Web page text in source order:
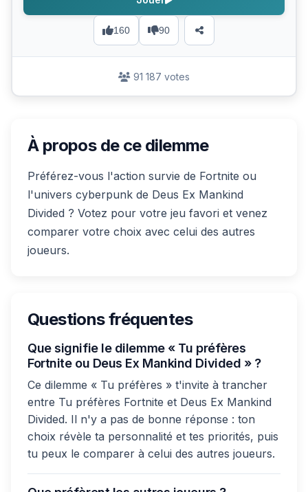
160 90
91 187 votes
À propos de ce dilemme
Préférez-vous l'action survie de Fortnite ou
l'univers cyberpunk de Deus Ex Mankind
Divided ? Votez pour votre jeu favori et venez
comparer votre choix avec celui des autres
joueurs.
Questions fréquentes
Que signifie le dilemme « Tu préfères
Fortnite ou Deus Ex Mankind Divided » ?
Ce dilemme « Tu préfères » t'invite à trancher
entre Tu préfères Fortnite et Deus Ex Mankind
Divided. Il n'y a pas de bonne réponse : ton
choix révèle ta personnalité et tes priorités, puis
tu peux le comparer à celui des autres joueurs.